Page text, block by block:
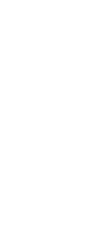
en protéines
(une tarte
l'organisme
contre 10 à 15 %